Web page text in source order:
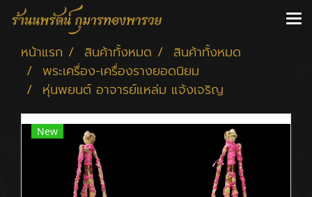
หน้าแรก สินค้าทั้งหมด
สินค้าทั้งหมด
พระเครื่อง-เครื่องรางยอดนิยม
หุ่นพยนต์ อาจารย์แหล่ม แจ้งเจริญ
New